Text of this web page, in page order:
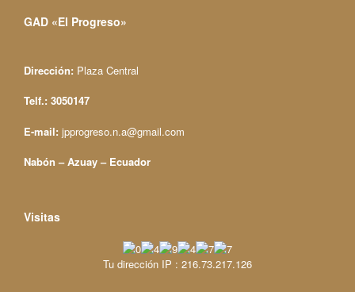
GAD «El Progreso»
Dirección: Plaza Central
Telf.: 3050147
E-mail: jpprogreso.n.a@gmail.com
Nabón – Azuay – Ecuador
Visitas
Tu dirección IP : 216.73.217.126